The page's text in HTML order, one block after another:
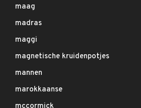
maag
madras
maggi
magnetische kruidenpotjes
mannen
marokkaanse